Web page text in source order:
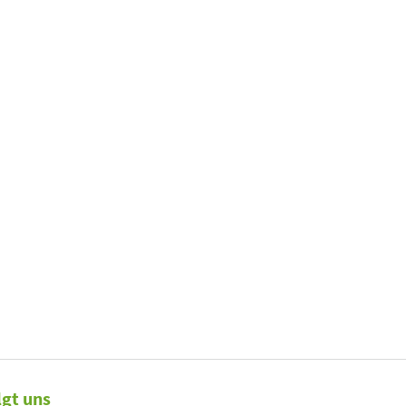
(BGW))
uns